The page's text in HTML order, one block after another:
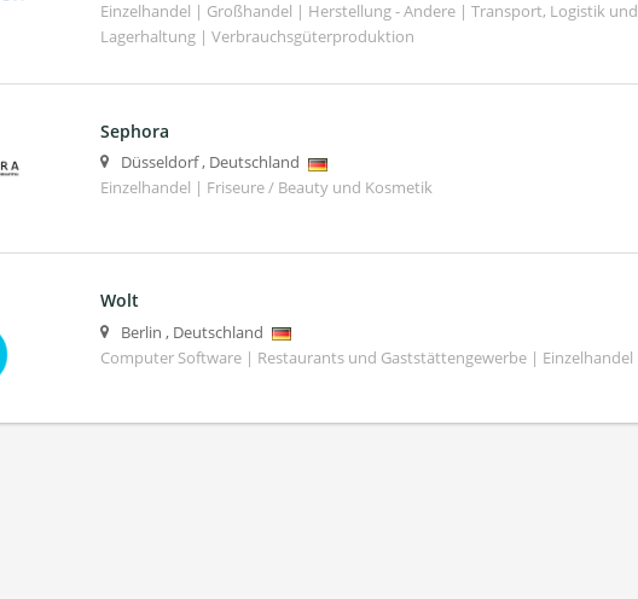
Einzelhandel | Großhandel | Herstellung - Andere | Transport, Logistik und
Lagerhaltung | Verbrauchsgüterproduktion
Sephora
Düsseldorf, Deutschland
Einzelhandel | Friseure / Beauty und Kosmetik
Wolt
Berlin , Deutschland
Computer Software | Restaurants und Gaststättengewerbe | Einzelhandel